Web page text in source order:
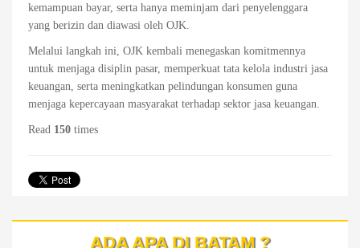
kemampuan bayar, serta hanya meminjam dari penyelenggara
yang berizin dan diawasi oleh OJK.
Melalui langkah ini, OJK kembali menegaskan komitmennya
untuk menjaga disiplin pasar, memperkuat tata kelola industri jasa
keuangan, serta meningkatkan pelindungan konsumen guna
menjaga kepercayaan masyarakat terhadap sektor jasa keuangan.
Read 150 times
ADA APA DI BATAM ?